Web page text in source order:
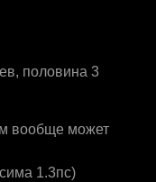
половина 3
вообще может
1.3пс)